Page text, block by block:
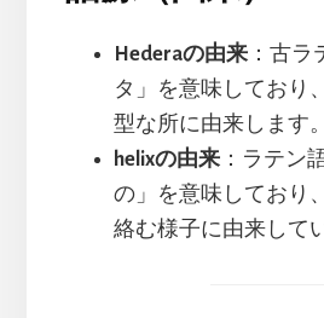
Hederaの由来：古ラ
タ」を意味しており
型な所に由来します。
helixの由来：ラテン
の」を意味しており
絡む様子に由来して